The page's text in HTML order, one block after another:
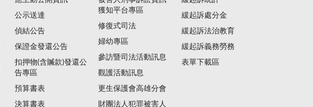
公示送達
偵結公告
保證金發還公告
扣押物(含贓款)發還公
告專區
預算書表
決算書表
獲知平台專區
修復式司法
婦幼專區
參訪暨司法活動訊息
觀護活動訊息
更生保護會高雄分會
財團法人犯罪被害人
緩起訴處分金
緩起訴法治教育
緩起訴義務勞務
表單下載區